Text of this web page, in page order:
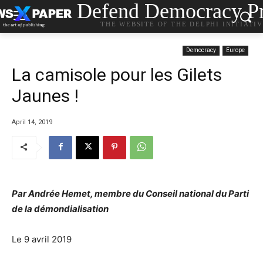
Defend Democracy
THE WEBSITE OF THE DELPHI
Democracy Europe
La camisole pour les Gilets
Jaunes !
April 14, 2019
Par Andrée Hemet, membre du Conseil national du Parti
de la démondialisation
Le 9 avril 2019